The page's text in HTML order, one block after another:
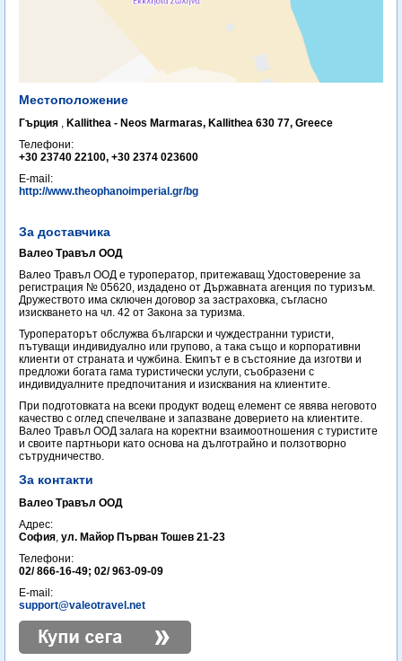
Местоположение
Гърция , Kallithea - Neos Marmaras, Kallithea 630 77, Greece ‎
Телефони:
+30 23740 22100, +30 2374 023600
E-mail:
http://www.theophanoimperial.gr/bg
За доставчика
Валео Травъл ООД
Валео Травъл ООД е туроператор, притежаващ Удостоверение за
регистрация № 05620, издадено от Държавната агенция по туризъм.
Дружеството има сключен договор за застраховка, съгласно
изискването на чл. 42 от Закона за туризма.
Туроператорът обслужва български и чуждестранни туристи,
пътуващи индивидуално или групово, а така също и корпоративни
клиенти от страната и чужбина. Екипът е в състояние да изготви и
предложи богата гама туристически услуги, съобразени с
индивидуалните предпочитания и изисквания на клиентите.
При подготовката на всеки продукт водещ елемент се явява неговото
качество с оглед спечелване и запазване доверието на клиентите.
Валео Травъл ООД залага на коректни взаимоотношения с туристите
и своите партньори като основа на дълготрайно и ползотворно
сътрудничество.
За контакти
Валео Травъл ООД
Адрес:
София, ул. Майор Първан Тошев 21-23
Телефони:
02/ 866-16-49; 02/ 963-09-09
E-mail:
support@valeotravel.net